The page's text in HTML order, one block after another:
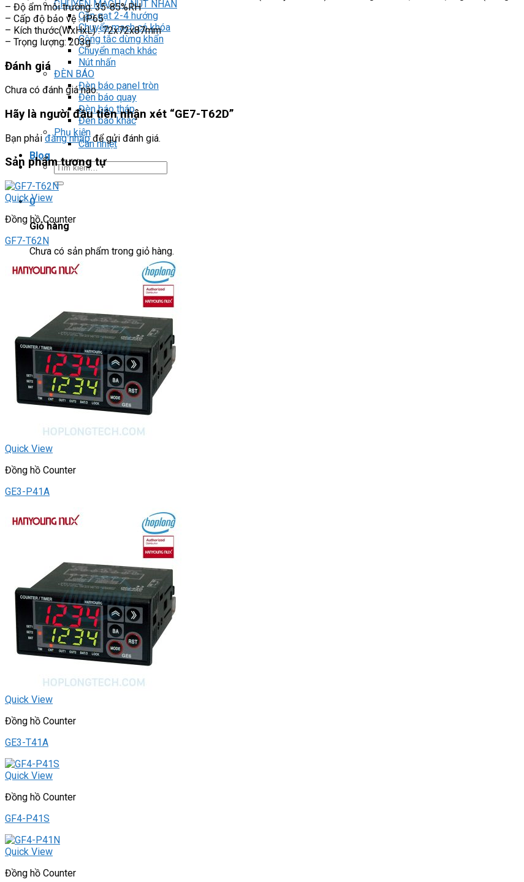
CHUYỂN MẠCH / NÚT NHẤN
Cần gạt 2-4 hướng
Chuyển mạch có khóa
Công tắc dừng khẩn
Chuyển mạch khác
Nút nhấn
ĐÈN BÁO
Đèn báo panel tròn
Đèn báo quay
Đèn báo tháp
Đèn báo khác
Phụ kiện
Can nhiệt
Blog
Tìm
kiếm:
0
Giỏ hàng
Chưa có sản phẩm trong giỏ hàng.
– Độ ẩm môi trường: 35-85%RH
– Cấp độ bảo vệ : IP65
– Kích thước(WxHxL) : 72x72x87mm
– Trọng lượng: 203g
Đánh giá
Chưa có đánh giá nào.
Hãy là người đầu tiên nhận xét “GE7-T62D”
Bạn phảiđăng nhậpđể gửi đánh giá.
Sản phẩm tương tự
Quick View
Đồng hồ Counter
GF7-T62N
Quick View
Đồng hồ Counter
GE3-P41A
Quick View
Đồng hồ Counter
GE3-T41A
Quick View
Đồng hồ Counter
GF4-P41S
Quick View
Đồng hồ Counter